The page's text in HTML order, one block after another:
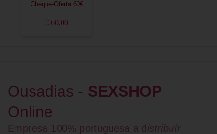
Cheque-Oferta 60€
€ 60,00
Ousadias - SEXSHOP
Online
Empresa 100% portuguesa a d istribuír